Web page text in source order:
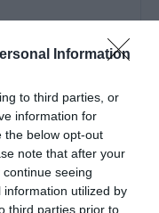
Information
to third parties, or
information for
the below opt-out
note that after your
seeing
utilized by
third parties prior to
τον ιστότοπο μου σε